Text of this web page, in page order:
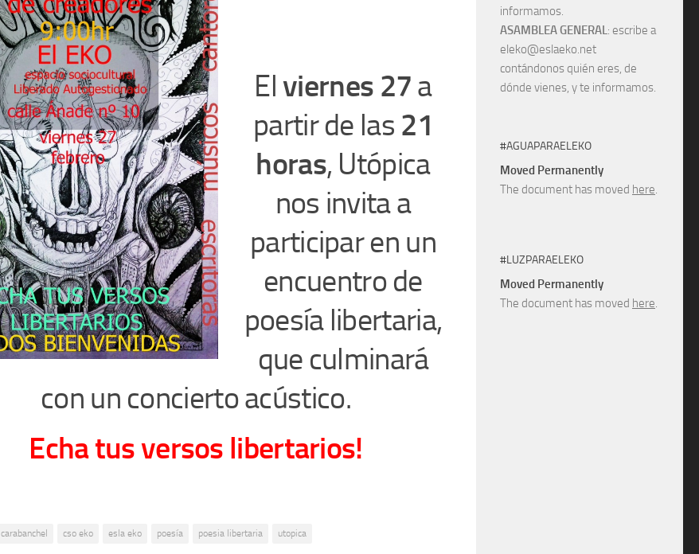
Elviernes 27a
partir de las 21
horas, Utópica
nos invita a
participar en un
encuentro de
poesía libertaria,
que culminará
con un concierto acústico.
Echa tus versos libertarios!
carabanchel cso eko esla eko poesía poesia libertaria utopica
informamos.
ASAMBLEA GENERAL: escribe a
eleko@eslaeko.net
contándonos quién eres, de
dónde vienes, y te informamos.
#AGUAPARAELEKO
Moved Permanently
The document has moved here.
#LUZPARAELEKO
Moved Permanently
The document has moved here.